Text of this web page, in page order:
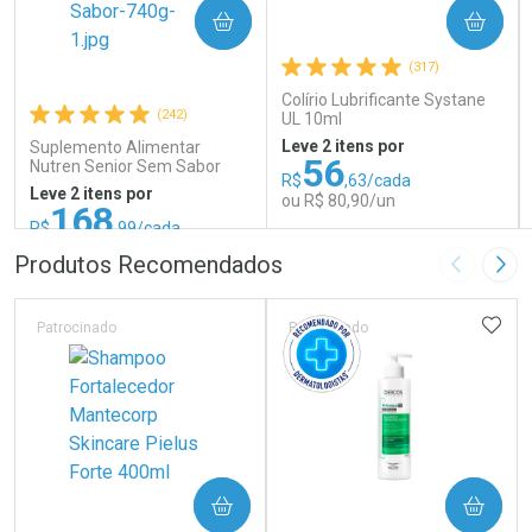
(242)
Suplemento Alimentar
Nutren Senior Sem Sabor
740g
Leve 2 itens por
R$168,99/cada
COMPRAR
FECHAR
FECHAR
Por Menos
(317)
Colírio Lubrificante Systane
UL 10ml
Leve 2 itens por
R$56,63/cada
ou R$ 80,90/un
COMPRAR
Por Menos
Produtos Recomendados Imagem
Patrocinado
COMPRAR
Patrocinado
COMPRAR